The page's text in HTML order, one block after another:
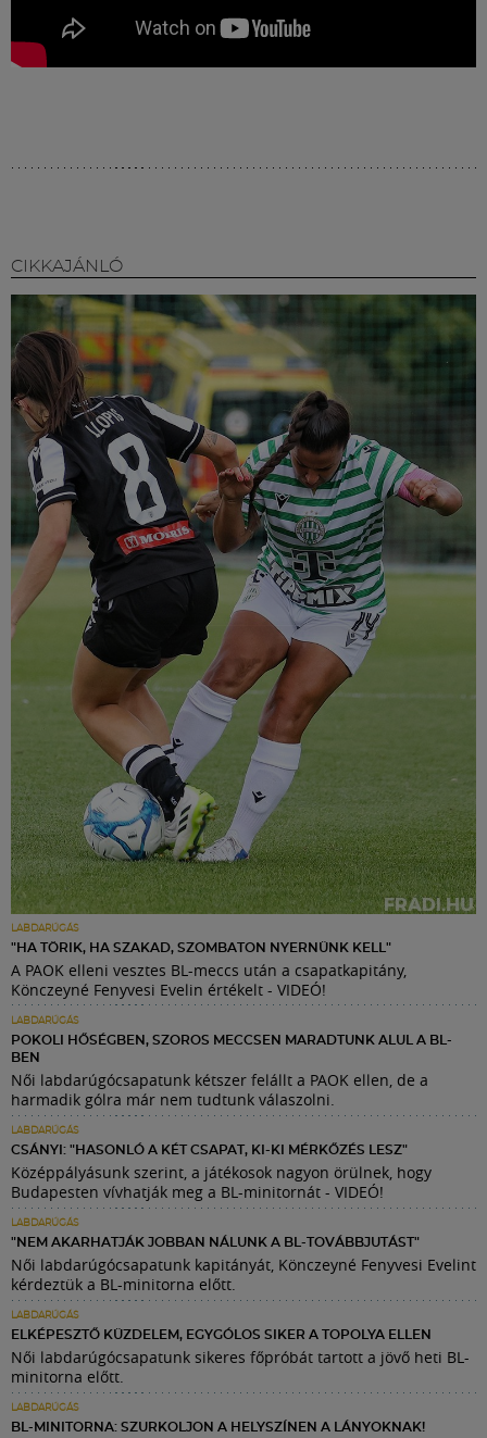
CIKKAJÁNLÓ
LABDARÚGÁS
"HA TÖRIK, HA SZAKAD, SZOMBATON NYERNÜNK KELL"
A PAOK elleni vesztes BL-meccs után a csapatkapitány,
Könczeyné Fenyvesi Evelin értékelt - VIDEÓ!
LABDARÚGÁS
POKOLI HŐSÉGBEN, SZOROS MECCSEN MARADTUNK ALUL A BL-
BEN
Női labdarúgócsapatunk kétszer felállt a PAOK ellen, de a
harmadik gólra már nem tudtunk válaszolni.
LABDARÚGÁS
CSÁNYI: "HASONLÓ A KÉT CSAPAT, KI-KI MÉRKŐZÉS LESZ"
Középpályásunk szerint, a játékosok nagyon örülnek, hogy
Budapesten vívhatják meg a BL-minitornát - VIDEÓ!
LABDARÚGÁS
"NEM AKARHATJÁK JOBBAN NÁLUNK A BL-TOVÁBBJUTÁST"
Női labdarúgócsapatunk kapitányát, Könczeyné Fenyvesi Evelint
kérdeztük a BL-minitorna előtt.
LABDARÚGÁS
ELKÉPESZTŐ KÜZDELEM, EGYGÓLOS SIKER A TOPOLYA ELLEN
Női labdarúgócsapatunk sikeres főpróbát tartott a jövő heti BL-
minitorna előtt.
LABDARÚGÁS
BL-MINITORNA: SZURKOLJON A HELYSZÍNEN A LÁNYOKNAK!